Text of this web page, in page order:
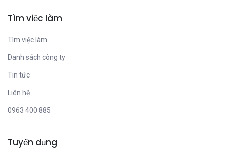
Tìm việc làm
Tìm việc làm
Danh sách công ty
Tin tức
Liên hệ
0963 400 885
Tuyển dụng